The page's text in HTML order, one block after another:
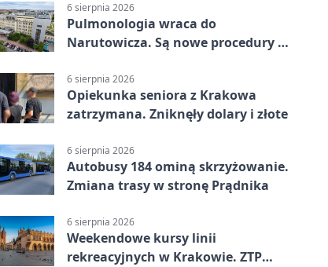
6 sierpnia 2026
Pulmonologia wraca do
Narutowicza. Są nowe procedury i
6 sierpnia 2026
Opiekunka seniora z Krakowa
zatrzymana. Zniknęły dolary i złote
6 sierpnia 2026
Autobusy 184 ominą skrzyżowanie.
Zmiana trasy w stronę Prądnika
6 sierpnia 2026
Weekendowe kursy linii
rekreacyjnych w Krakowie. ZTP